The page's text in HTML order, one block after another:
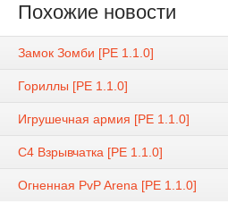
Похожие новости
Замок Зомби [PE 1.1.0]
Гориллы [PE 1.1.0]
Игрушечная армия [PE 1.1.0]
C4 Взрывчатка [PE 1.1.0]
Огненная PvP Arena [PE 1.1.0]